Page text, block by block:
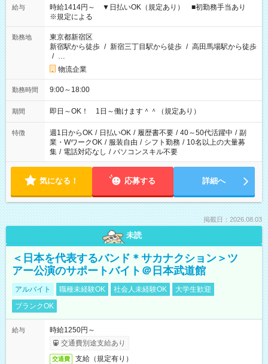
給与
時給1414円～ ▼日払いOK（規定あり） ■初勤務手当あり
※規定による
勤務地
東京都新宿区
新宿駅から徒歩 / 新宿三丁目駅から徒歩 / 高田馬場駅から徒歩
/ …
物流企業
勤務時間 9:00～18:00
期間 即日～OK！ 1日～働けます＾＾（規定あり）
特徴 週1日からOK / 日払いOK / 履歴書不要 / 40～50代活躍中 / 副
業・WワークOK / 服装自由 / シフト勤務 / 10名以上の大量募
集 / 電話対応なし / パソコンスキル不要
気になる！ 応募する 詳細へ
掲載日：2026.08.03
未読
＜日本を代表するバンド＊サカナクション＞ツ
アー公演のサポートバイト＠日本武道館
アルバイト 職種未経験OK 社会人未経験OK
大学生歓迎
ブランクOK
給与
時給1250円～
交通費別途支給あり
交通費 支給（規定有り）